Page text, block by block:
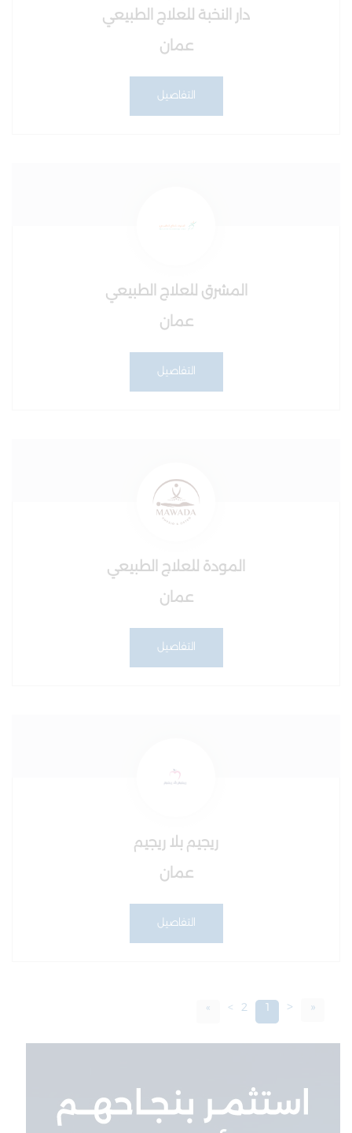
دار النخبة للعلاج الطبيعي
عمان
التفاصيل
المشرق للعلاج الطبيعي
عمان
التفاصيل
المودة للعلاج الطبيعي
عمان
التفاصيل
ريجيم بلا ريجيم
عمان
التفاصيل
«
<
1
2
>
»